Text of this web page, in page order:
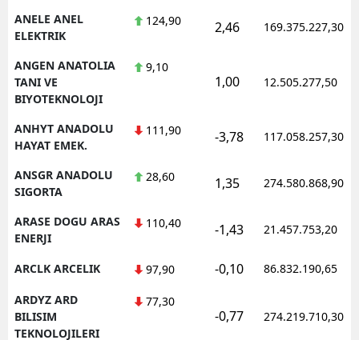
ANELE ANEL
ELEKTRIK
124,90 2,46 169.375.227,30
ANGEN ANATOLIA
TANI VE
BIYOTEKNOLOJI
9,10
1,00 12.505.277,50
ANHYT ANADOLU
HAYAT EMEK.
111,90 -3,78 117.058.257,30
ANSGR ANADOLU
SIGORTA
28,60 1,35 274.580.868,90
ARASE DOGU ARAS
ENERJI
110,40 -1,43 21.457.753,20
ARCLK ARCELIK 97,90 -0,10 86.832.190,65
ARDYZ ARD
BILISIM
TEKNOLOJILERI
77,30
-0,77 274.219.710,30